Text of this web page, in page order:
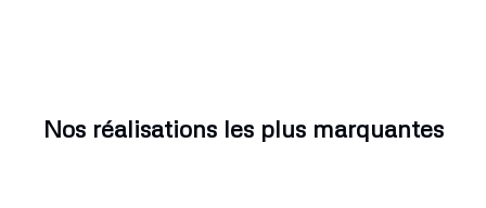
Nos réalisations les plus marquantes